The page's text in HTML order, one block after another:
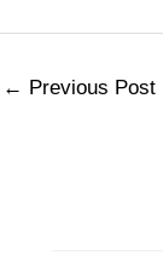
← Previous Post